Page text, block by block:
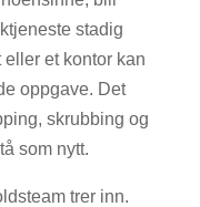
stadig
et kontor kan
oppgave. Det
skrubbing og
som nytt.
trer inn.